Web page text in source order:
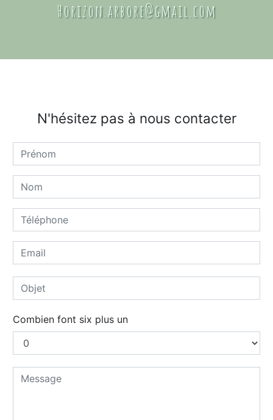
horizon.arbore@gmail.com
N'hésitez pas à nous contacter
Combien font six plus un